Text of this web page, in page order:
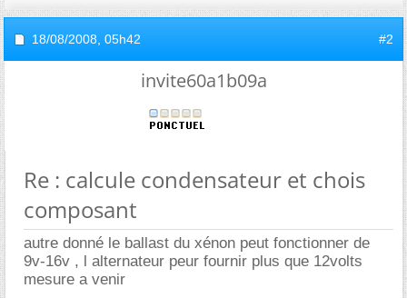
18/08/2008, 05h42 #2
invite60a1b09a
Re : calcule condensateur et chois
composant
autre donné le ballast du xénon peut fonctionner de
9v-16v , l alternateur peur fournir plus que 12volts
mesure a venir